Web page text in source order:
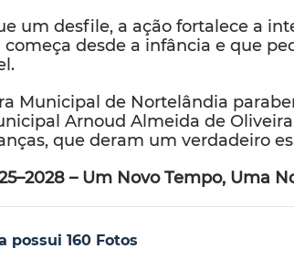
um desfile, a ação fortalece a
desde a infância e que
Municipal de Nortelândia
Arnoud Almeida de
que deram um verdadeiro
– Um Novo Tempo, Uma
possui 160 Fotos